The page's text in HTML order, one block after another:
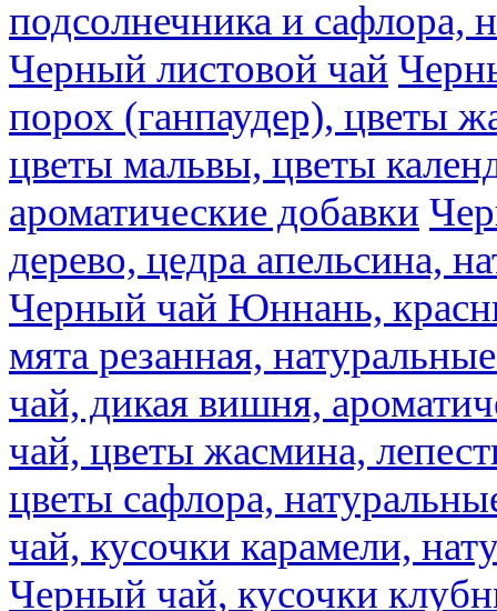
подсолнечника и сафлора,
Черный листовой чай
порох (ганпаудер), цветы
цветы мальвы, цветы
ароматические добавки
дерево, цедра апельсина,
Черный чай Юннань,
мята резанная,
чай, дикая вишня,
чай, цветы жасмина,
цветы сафлора,
чай, кусочки карамели,
Черный чай, кусочки